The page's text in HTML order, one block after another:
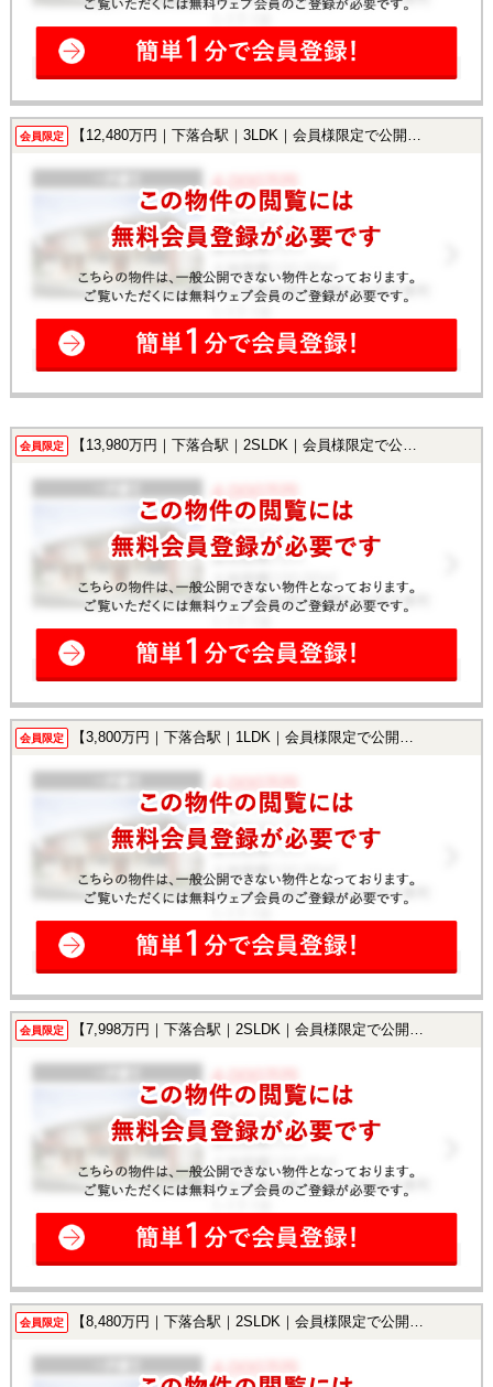
会員限定 【12,480万円｜下落合駅｜3LDK｜会員様限定で公開中！】
会員限定 【13,980万円｜下落合駅｜2SLDK｜会員様限定で公開中！】
会員限定 【3,800万円｜下落合駅｜1LDK｜会員様限定で公開中！】
会員限定 【7,998万円｜下落合駅｜2SLDK｜会員様限定で公開中！】
会員限定 【8,480万円｜下落合駅｜2SLDK｜会員様限定で公開中！】